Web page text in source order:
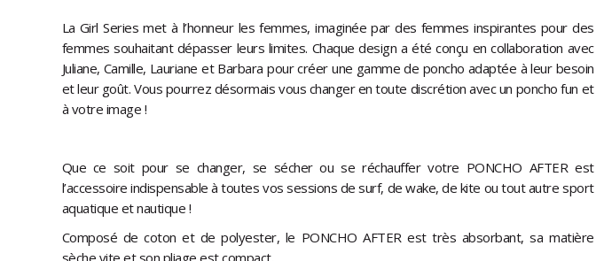
La Girl Series met à l’honneur les femmes, imaginée par des femmes inspirantes pour des
femmes souhaitant dépasser leurs limites. Chaque design a été conçu en collaboration avec
Juliane, Camille, Lauriane et Barbara pour créer une gamme de poncho adaptée à leur besoin
et leur goût. Vous pourrez désormais vous changer en toute discrétion avec un poncho fun et
à votre image !
Que ce soit pour se changer, se sécher ou se réchauffer votre PONCHO AFTER est
l’accessoire indispensable à toutes vos sessions de surf, de wake, de kite ou tout autre sport
aquatique et nautique !
Composé de coton et de polyester, le PONCHO AFTER est très absorbant, sa matière